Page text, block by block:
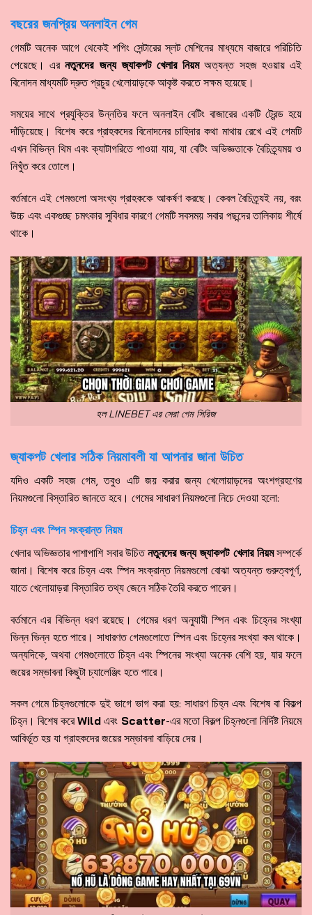
বছরের জনপ্রিয় অনলাইন গেম
গেমটি অনেক আগে থেকেই শপিং সেন্টারের স্লট মেশিনের মাধ্যমে বাজারে পরিচিতি
পেয়েছে। এরনতুনদের জন্য জ্যাকপট খেলার নিয়মঅত্যন্ত সহজ হওয়ায় এই
বিনোদন মাধ্যমটি দ্রুত প্রচুর খেলোয়াড়কে আকৃষ্ট করতে সক্ষম হয়েছে।
সময়ের সাথে প্রযুক্তির উন্নতির ফলে অনলাইন বেটিং বাজারের একটি ট্রেন্ড হয়ে
দাঁড়িয়েছে। বিশেষ করে গ্রাহকদের বিনোদনের চাহিদার কথা মাথায় রেখে এই গেমটি
এখন বিভিন্ন থিম এবং ক্যাটাগরিতে পাওয়া যায়, যা বেটিং অভিজ্ঞতাকে বৈচিত্র্যময় ও
নিখুঁত করে তোলে।
বর্তমানে এই গেমগুলো অসংখ্য গ্রাহককে আকর্ষণ করছে। কেবল বৈচিত্র্যই নয়, বরং
উচ্চ এবং একগুচ্ছ চমৎকার সুবিধার কারণে গেমটি সবসময় সবার পছন্দের তালিকায় শীর্ষে
থাকে।
হল LINEBET এর সেরা গেম সিরিজ
জ্যাকপট খেলার সঠিক নিয়মাবলী যা আপনার জানা উচিত
যদিও একটি সহজ গেম, তবুও এটি জয় করার জন্য খেলোয়াড়দের অংশগ্রহণের
নিয়মগুলো বিস্তারিত জানতে হবে। গেমের সাধারণ নিয়মগুলো নিচে দেওয়া হলো:
চিহ্ন এবং স্পিন সংক্রান্ত নিয়ম
খেলার অভিজ্ঞতার পাশাপাশি সবার উচিতনতুনদের জন্য জ্যাকপট খেলার নিয়মসম্পর্কে
জানা। বিশেষ করে চিহ্ন এবং স্পিন সংক্রান্ত নিয়মগুলো বোঝা অত্যন্ত গুরুত্বপূর্ণ,
যাতে খেলোয়াড়রা বিস্তারিত তথ্য জেনে সঠিক তৈরি করতে পারেন।
বর্তমানে এর বিভিন্ন ধরণ রয়েছে। গেমের ধরণ অনুযায়ী স্পিন এবং চিহ্নের সংখ্যা
ভিন্ন ভিন্ন হতে পারে। সাধারণত গেমগুলোতে স্পিন এবং চিহ্নের সংখ্যা কম থাকে।
অন্যদিকে, অথবা গেমগুলোতে চিহ্ন এবং স্পিনের সংখ্যা অনেক বেশি হয়, যার ফলে
জয়ের সম্ভাবনা কিছুটা চ্যালেঞ্জিং হতে পারে।
সকল গেমে চিহ্নগুলোকে দুই ভাগে ভাগ করা হয়: সাধারণ চিহ্ন এবং বিশেষ বা বিকল্প
চিহ্ন। বিশেষ করেWild এবং Scatter-এর মতো বিকল্প চিহ্নগুলো নির্দিষ্ট নিয়মে
আবির্ভূত হয় যা গ্রাহকদের জয়ের সম্ভাবনা বাড়িয়ে দেয়।